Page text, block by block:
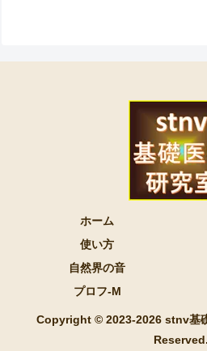
ホーム
使い方
自然界の音
プロフ-M
Copyright © 2023-2026 stnv基
Reserved.